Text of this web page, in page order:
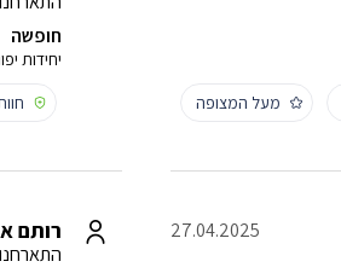
מעל המצופה
חופשה
יחידות
27.04.2025 רותם